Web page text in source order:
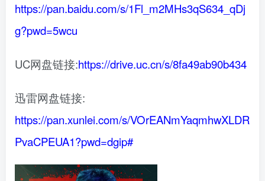
https://pan.baidu.com/s/1Fl_m2MHs3qS634_qDj
g?pwd=5wcu
UC网盘链接:https://drive.uc.cn/s/8fa49ab90b434
迅雷网盘链接:
https://pan.xunlei.com/s/VOrEANmYaqmhwXLDR
PvaCPEUA1?pwd=dgip#